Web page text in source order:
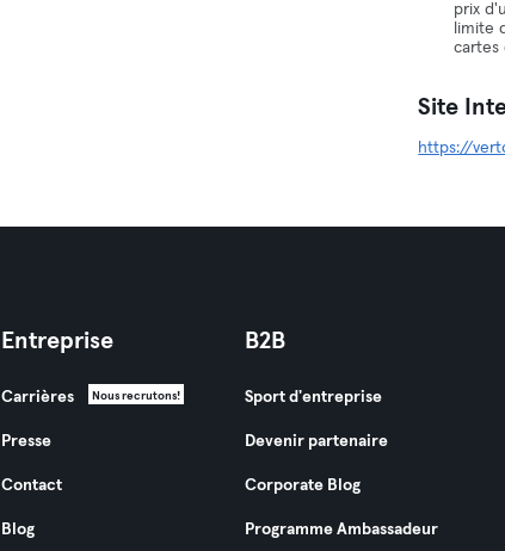
prix
limite
cartes
Site
https://
Entreprise
Carrières Nous recrutons!
Presse
Contact
Blog
B2B
Sport d'entreprise
Devenir partenaire
Corporate Blog
Programme Ambassadeur